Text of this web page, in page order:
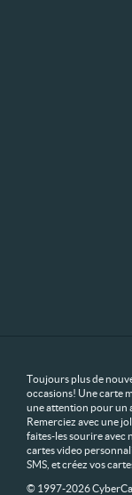
Toujours plus de
occasions! Une carte
une attention pour un
Remerciez avec une
faites-les sourire avec
cartes video
SMS, et créez vos
© 1997-2026